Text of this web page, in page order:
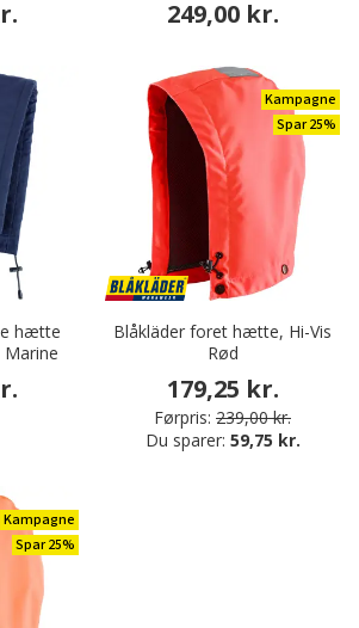
249,00 kr.
hætte
Kampagne
Spar 25%
Blåkläder foret hætte, Hi-Vis
Rød
179,25 kr.
Førpris: 239,00 kr.
Du sparer: 59,75 kr.
Kampagne
Spar 25%